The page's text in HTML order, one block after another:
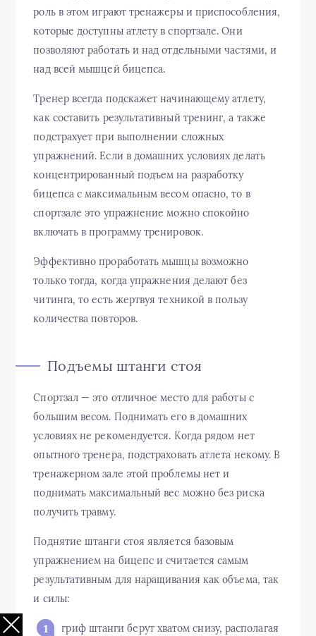
роль в этом играют тренажеры и приспособления,
которые доступны атлету в спортзале. Они
позволяют работать и над отдельными частями, и
над всей мышцей бицепса.
Тренер всегда подскажет начинающему атлету,
как составить результативный тренинг, а также
подстрахует при выполнении сложных
упражнений. Если в домашних условиях делать
концентрированный подъем на разработку
бицепса с максимальным весом опасно, то в
спортзале это упражнение можно спокойно
включать в программу тренировок.
Эффективно проработать мышцы возможно
только тогда, когда упражнения делают без
читинга, то есть жертвуя техникой в пользу
количества повторов.
Подъемы штанги стоя
Спортзал — это отличное место для работы с
большим весом. Поднимать его в домашних
условиях не рекомендуется. Когда рядом нет
опытного тренера, подстраховать атлета некому. В
тренажерном зале этой проблемы нет и
поднимать максимальный вес можно без риска
получить травму.
Поднятие штанги стоя является базовым
упражнением на бицепс и считается самым
результативным для наращивания как объема, так
и силы:
гриф штанги берут хватом снизу, располагая